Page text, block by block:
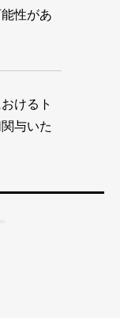
性があ
けるト
与いた